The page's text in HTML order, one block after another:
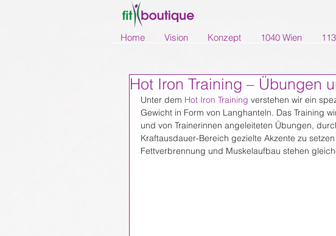
Home Vision Konzept 1040 Wien
Hot Iron Training – Übungen
Unter dem Hot Iron Training verstehen wir ein
Gewicht in Form von Langhanteln. Das Training
und von Trainerinnen angeleiteten Übungen,
Kraftausdauer-Bereich gezielte Akzente zu
Fettverbrennung und Muskelaufbau stehen